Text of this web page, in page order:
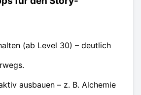
(ab Level 30) – deutlich
ausbauen – z. B. Alchemie